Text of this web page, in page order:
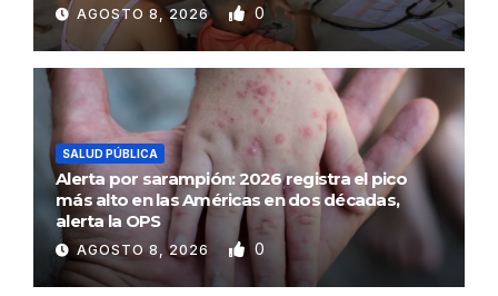
AGOSTO 8, 2026 0
SALUD PÚBLICA
Alerta por sarampión: 2026 registra el pico
más alto en las Américas en dos décadas,
alerta la OPS
AGOSTO 8, 2026 0